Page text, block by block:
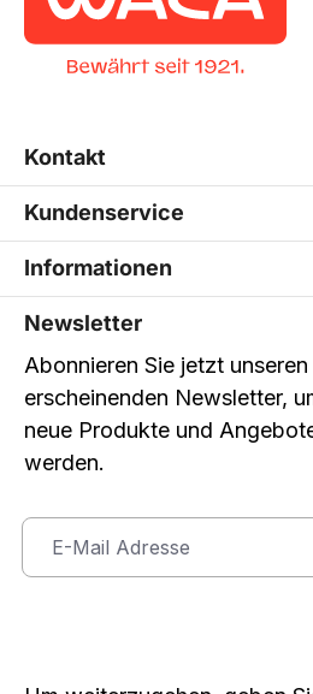
Kontakt
Kundenservice
Informationen
Newsletter
Abonnieren Sie jetzt
erscheinenden Newsletter,
neue Produkte und
werden.